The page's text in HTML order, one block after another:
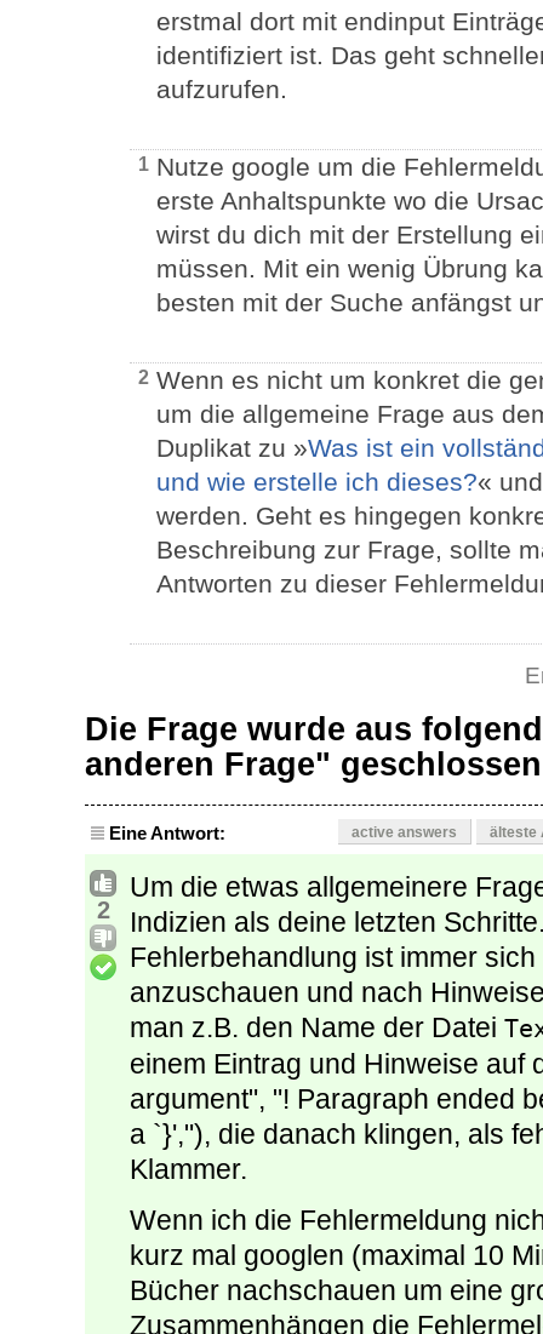
erstmal dort mit endinput
identifiziert ist. Das geht
aufzurufen.
1 Nutze google um die
erste Anhaltspunkte wo die
wirst du dich mit der Erstellung
müssen. Mit ein wenig Übrung
besten mit der Suche anfängst
2 Wenn es nicht um konkret die
um die allgemeine Frage aus
Duplikat zu »Was ist ein
und wie erstelle ich dieses?«
werden. Geht es hingegen
Beschreibung zur Frage, sollte
Antworten zu dieser
Die Frage wurde aus
anderen Frage"
Eine Antwort: active answers älteste
2
Um die etwas allgemeinere
Indizien als deine letzten
Fehlerbehandlung ist immer
anzuschauen und nach
man z.B. den Name der Datei
einem Eintrag und Hinweise auf
argument", "! Paragraph ended
a `}',"), die danach klingen, als
Klammer.
Wenn ich die Fehlermeldung
kurz mal googlen (maximal 10
Bücher nachschauen um eine
Zusammenhängen die